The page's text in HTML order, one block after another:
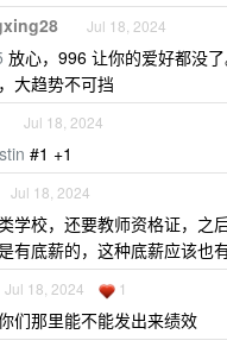
Jul 18, 2024
放心，996 让你的爱好都没
大趋势不可挡
Jul 18, 2024
#1 +1
Jul 18, 2024
学校，还要教师资格证，之
有底薪的，这种底薪应该也
Jul 18, 2024 1
们那里能不能发出来绩效